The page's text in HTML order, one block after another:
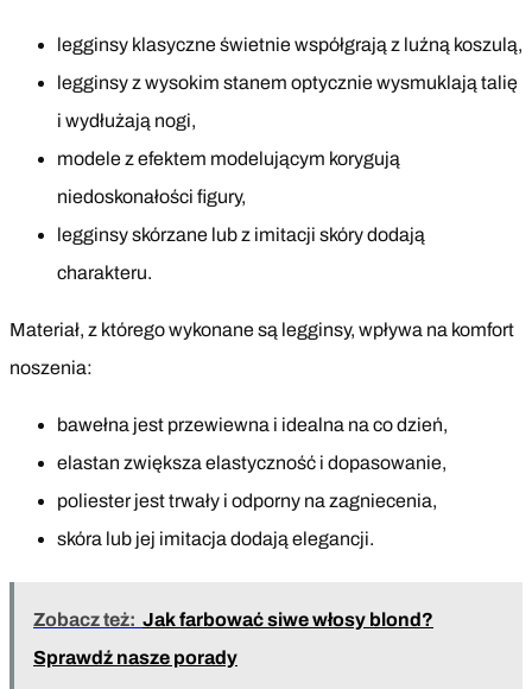
legginsy klasyczne świetnie współgrają z luźną koszulą,
legginsy z wysokim stanem optycznie wysmuklają talię
i wydłużają nogi,
modele z efektem modelującym korygują
niedoskonałości figury,
legginsy skórzane lub z imitacji skóry dodają
charakteru.
Materiał, z którego wykonane są legginsy, wpływa na komfort
noszenia:
bawełna jest przewiewna i idealna na co dzień,
elastan zwiększa elastyczność i dopasowanie,
poliester jest trwały i odporny na zagniecenia,
skóra lub jej imitacja dodają elegancji.
Zobacz też: Jak farbować siwe włosy blond?
Sprawdź nasze porady